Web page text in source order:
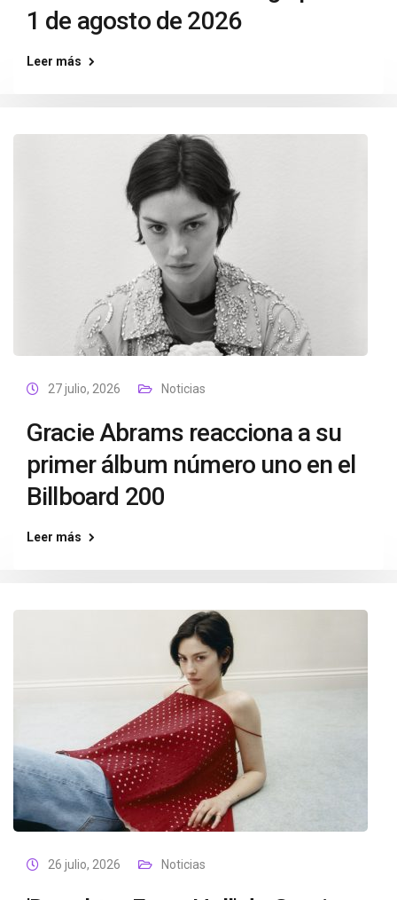
1 de agosto de 2026
Leer más
27 julio, 2026 Noticias
Gracie Abrams reacciona a su
primer álbum número uno en el
Billboard 200
Leer más
26 julio, 2026 Noticias